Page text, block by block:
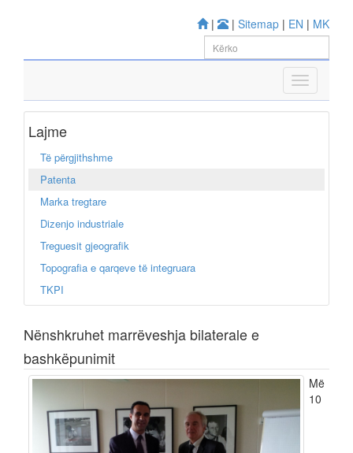
| | Sitemap | EN | MK
Lajme
Të përgjithshme
Patenta
Marka tregtare
Dizenjo industriale
Treguesit gjeografik
Topografia e qarqeve të integruara
TKPI
Nënshkruhet marrëveshja bilaterale e
bashkëpunimit
Më
10